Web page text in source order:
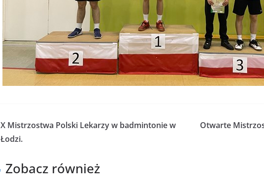
X Mistrzostwa Polski Lekarzy w badmintonie w
Łodzi.
Otwarte
Zobacz również